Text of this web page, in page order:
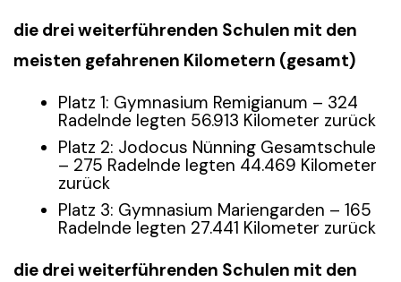
die drei weiterführenden Schulen mit den
meisten gefahrenen Kilometern (gesamt)
Platz 1: Gymnasium Remigianum – 324
Radelnde legten 56.913 Kilometer zurück
Platz 2: Jodocus Nünning Gesamtschule
– 275 Radelnde legten 44.469 Kilometer
zurück
Platz 3: Gymnasium Mariengarden – 165
Radelnde legten 27.441 Kilometer zurück
die drei weiterführenden Schulen mit den